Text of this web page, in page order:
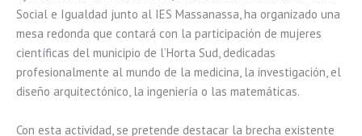
Social e Igualdad junto al IES Massanassa, ha organizado una
mesa redonda que contará con la participación de mujeres
científicas del municipio de l’Horta Sud, dedicadas
profesionalmente al mundo de la medicina, la investigación, el
diseño arquitectónico, la ingeniería o las matemáticas.
Con esta actividad, se pretende destacar la brecha existente